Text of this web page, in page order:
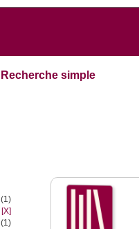
Recherche simple
(1)
[X]
(1)